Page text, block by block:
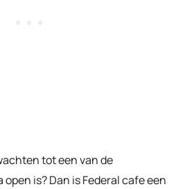
tot een van de
is? Dan is Federal cafe een